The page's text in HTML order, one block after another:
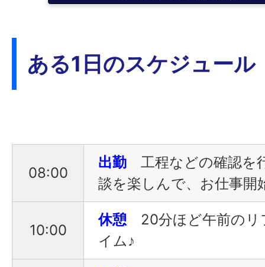
ある1日のスケジュール
08:00
出勤 工程などの確認を
談を楽しんで、お仕事
10:00
休憩
20分ほど午前の
イム♪